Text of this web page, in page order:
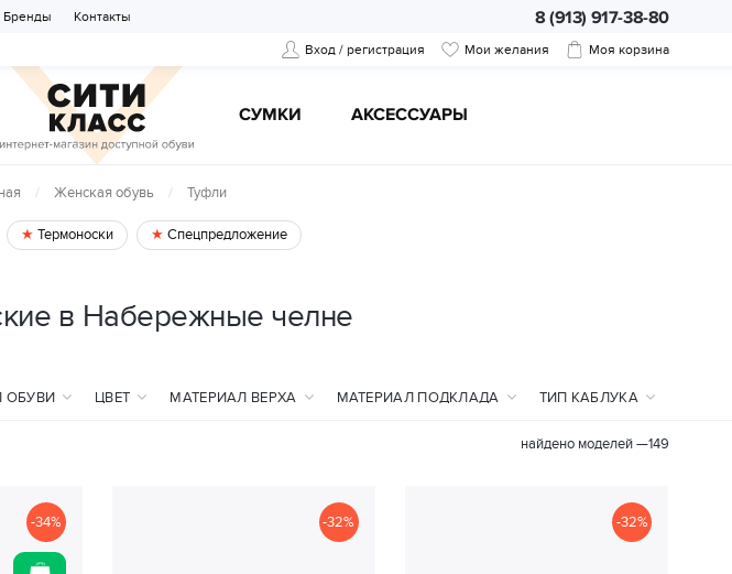
Вход / регистрация Мои желания Моя корзина
CУМКИ АКСЕССУАРЫ
8 (913) 917-38-80
Бренды Контакты
Женская обувь Туфли
Термоноски Спецпредложение
в Набережные челне
ОБУВИ ЦВЕТ МАТЕРИАЛ ВЕРХА МАТЕРИАЛ ПОДКЛАДА ТИП КАБЛУКА
найдено моделей —149
-34% -32% -32%